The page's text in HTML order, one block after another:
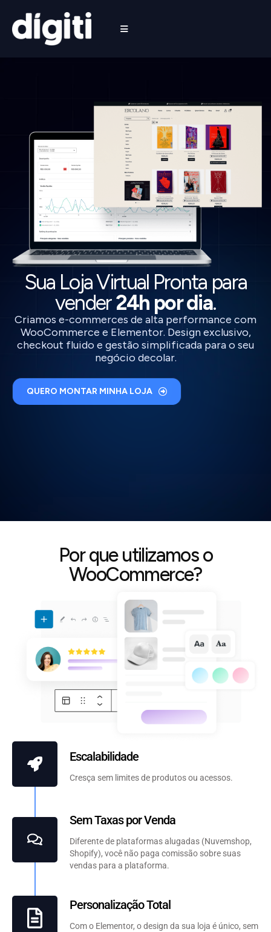
Sua Loja Virtual Pronta para
vender24h por dia.
Criamos e-commerces de alta performance com
WooCommerce e Elementor. Design exclusivo,
checkout fluido e gestão simplificada para o seu
negócio decolar.
QUERO MONTAR MINHA LOJA
Por que utilizamos o
WooCommerce?
Escalabilidade
Cresça sem limites de produtos ou acessos.
Sem Taxas por Venda
Diferente de plataformas alugadas (Nuvemshop,
Shopify), você não paga comissão sobre suas
vendas para a plataforma.
Personalização Total
Com o Elementor, o design da sua loja é único, sem